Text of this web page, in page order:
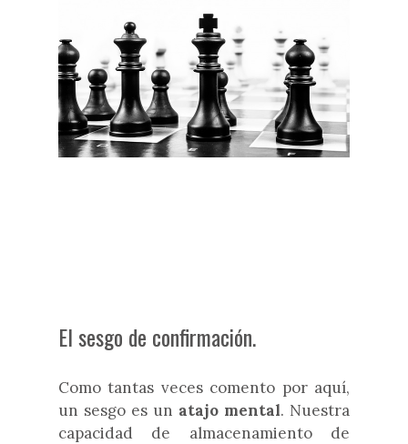
El sesgo de confirmación.
Como tantas veces comento por aquí,
un sesgo es un atajo mental. Nuestra
capacidad de almacenamiento de